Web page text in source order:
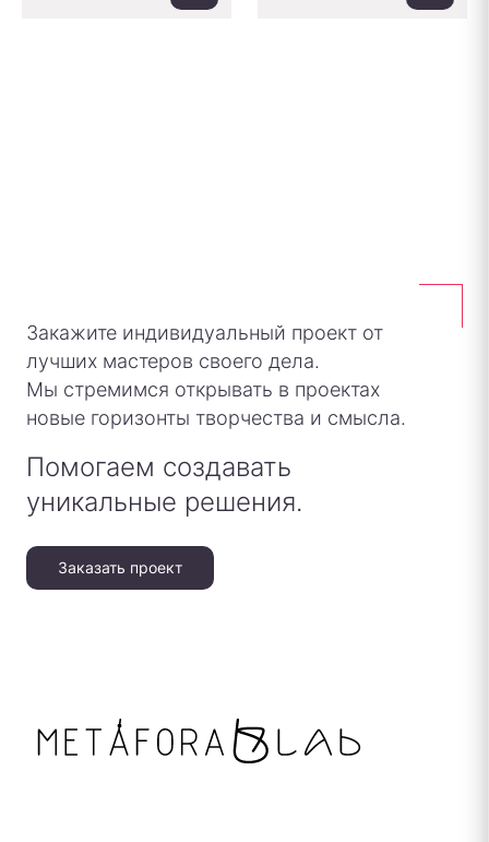
Закажите индивидуальный проект от
лучших мастеров своего дела.
Мы стремимся открывать в проектах
новые горизонты творчества и смысла.
Помогаем создавать
уникальные решения.
Заказать проект